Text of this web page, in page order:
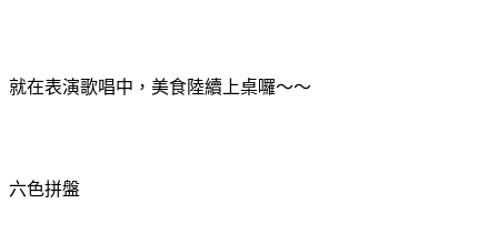
就在表演歌唱中，美食陸續上桌囉～～
六色拼盤